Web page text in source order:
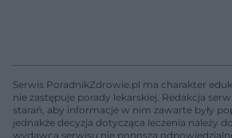
Serwis PoradnikZdrowie.pl ma charakter
nie zastępuje porady lekarskiej. Redakcja
starań, aby informacje w nim zawarte były
jednakże decyzja dotycząca leczenia należy
wydawca serwisu nie ponoszą